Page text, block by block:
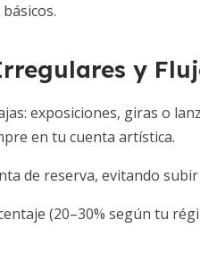
y
exposiciones, giras o
en tu cuenta artística.
de reserva, evitando
(20–30% según tu